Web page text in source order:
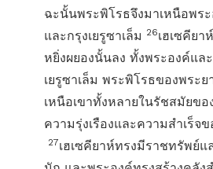
ฉะนั้นพระพิโรธจึงมาเหนือพร
และกรุงเยรูซาเล็ม 26เฮเซคีย
หยิ่งผยองนั้นลง ทั้งพระองค์แล
เยรูซาเล็ม พระพิโรธของพระย
เหนือเขาทั้งหลายในรัชสมัยขอ
ความรุ่งเรืองและความสำเร็จข
27เฮเซคียาห์ทรงมีราชทรัพย์แ